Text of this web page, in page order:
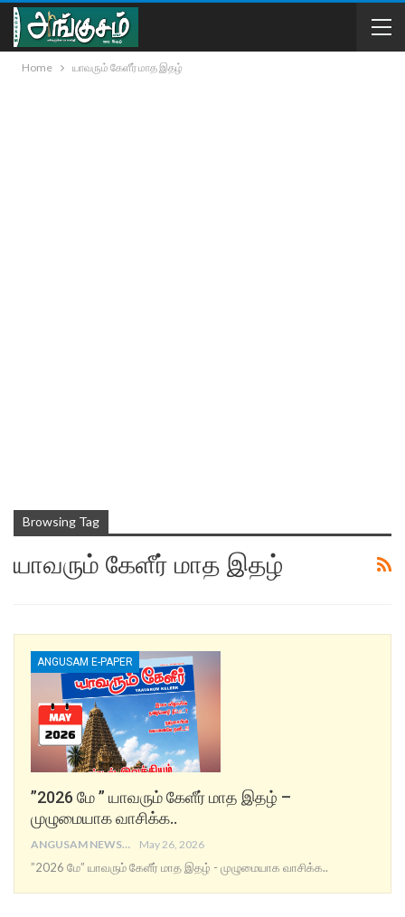
Home யாவரும் கேளீர் மாத இதழ்
Browsing Tag
யாவரும் கேளீர் மாத இதழ்
ANGUSAM E-PAPER
”2026 மே ” யாவரும் கேளீர் மாத இதழ் –
முழுமையாக வாசிக்க..
ANGUSAM NEWS May 26, 2026
”2026 மே” யாவரும் கேளீர் மாத இதழ் - முழுமையாக வாசிக்க..